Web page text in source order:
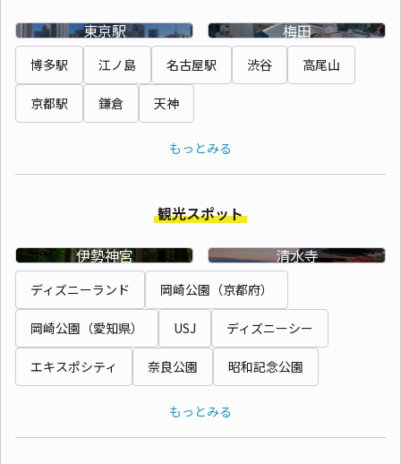
東京駅
梅田
博多駅 江ノ島 名古屋駅 渋谷 高尾山
京都駅 鎌倉 天神
もっとみる
観光スポット
伊勢神宮
清水寺
ディズニーランド 岡崎公園（京都府）
岡崎公園（愛知県） USJ ディズニーシー
エキスポシティ 奈良公園 昭和記念公園
もっとみる